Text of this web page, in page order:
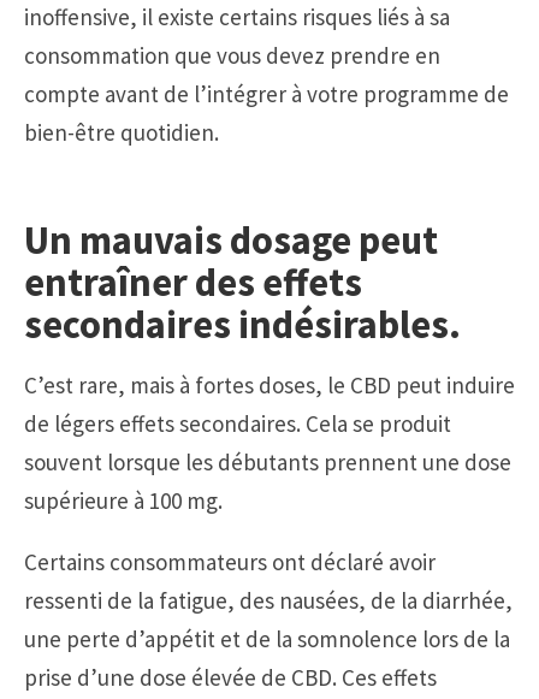
inoffensive, il existe certains risques liés à sa
consommation que vous devez prendre en
compte avant de l’intégrer à votre programme de
bien-être quotidien.
Un mauvais dosage peut
entraîner des effets
secondaires indésirables.
C’est rare, mais à fortes doses, le CBD peut induire
de légers effets secondaires. Cela se produit
souvent lorsque les débutants prennent une dose
supérieure à 100 mg.
Certains consommateurs ont déclaré avoir
ressenti de la fatigue, des nausées, de la diarrhée,
une perte d’appétit et de la somnolence lors de la
prise d’une dose élevée de CBD. Ces effets